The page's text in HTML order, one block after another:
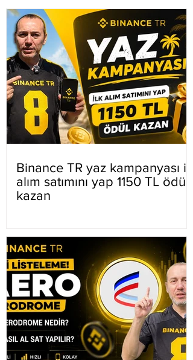
Binance TR yaz kampanyası ilk
alım satımını yap 1150 TL ödül
kazan